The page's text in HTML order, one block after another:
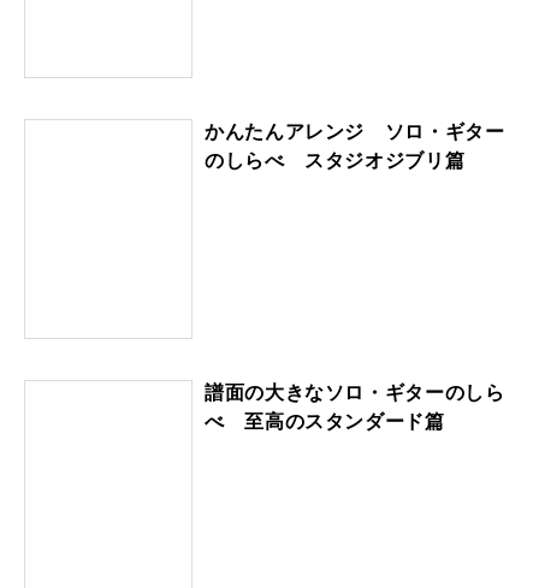
かんたんアレンジ ソロ・ギター
のしらべ スタジオジブリ篇
譜面の大きなソロ・ギターのしら
べ 至高のスタンダード篇